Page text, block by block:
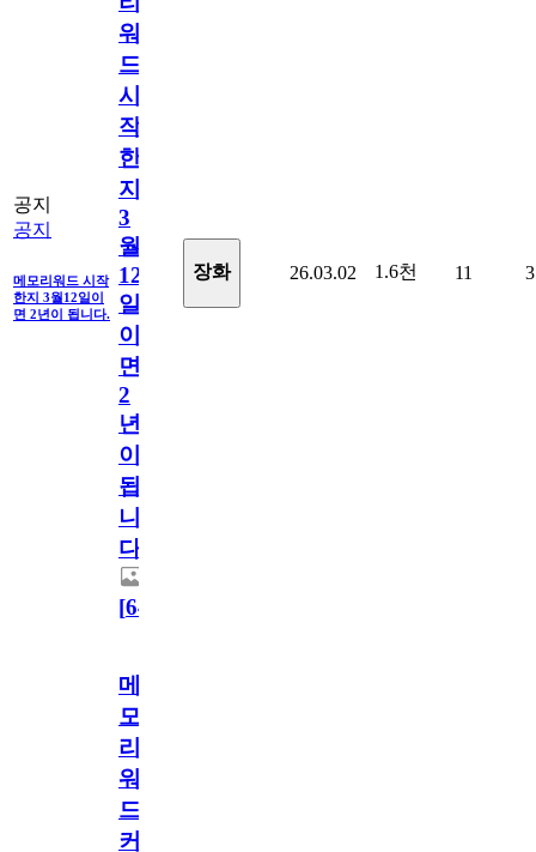
공지
공지
메모리워드 시작
한지 3월12일이
면 2년이 됩니다.
워
드
시
작
한
지
3
월
12
일
이
면
2
년
이
됩
니
다.
[64
장화 26.03.02 1.6천 11 3
메
모
리
워
드
커